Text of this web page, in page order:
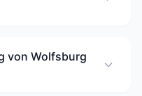
von Wolfsburg